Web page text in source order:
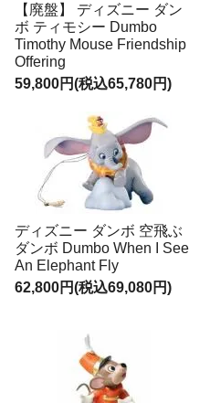
【廃盤】 ディズニー ダン
ボ ティモシー Dumbo
Timothy Mouse Friendship
Offering
59,800円(税込65,780円)
ディズニー ダンボ 空飛ぶ
ダンボ Dumbo When I See
An Elephant Fly
62,800円(税込69,080円)